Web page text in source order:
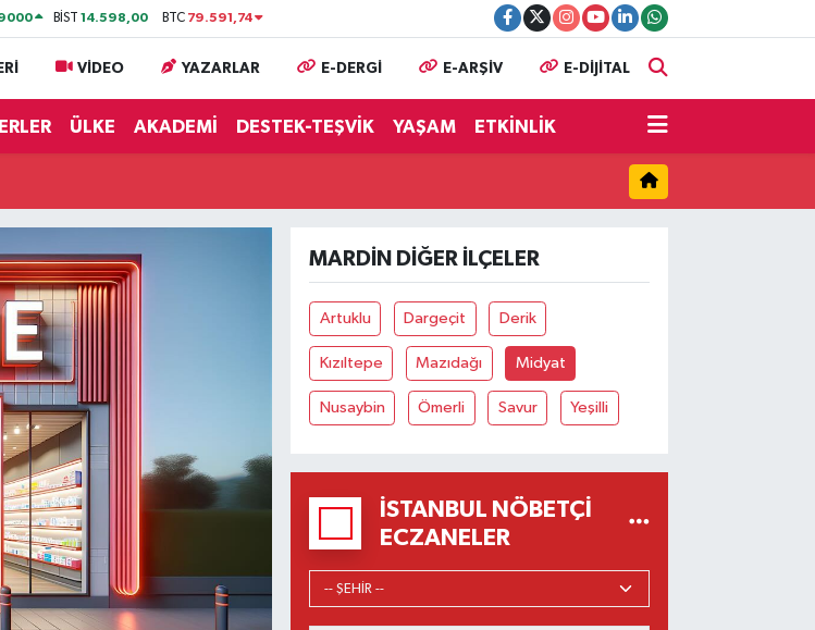
BİST14.598,00 BTC 79.591,74
VİDEO YAZARLAR E-DERGİ E-ARŞİV E-DİJİTAL
ÜLKE AKADEMİ DESTEK-TEŞVİK YAŞAM ETKİNLİK
MARDIN DIĞER İLÇELER
Artuklu Dargeçit Derik
Kızıltepe Mazıdağı Midyat
Nusaybin Ömerli Savur Yeşilli
İSTANBUL NÖBETÇI
ECZANELER